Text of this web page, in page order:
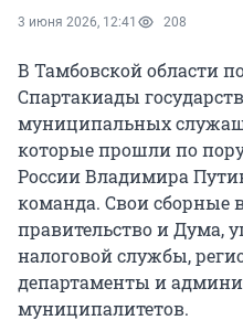
3 июня 2026, 12:41 208
В Тамбовской области
Спартакиады
муниципальных
которые прошли по
России Владимира
команда. Свои сборные
правительство и Дума,
налоговой службы,
департаменты и
муниципалитетов.